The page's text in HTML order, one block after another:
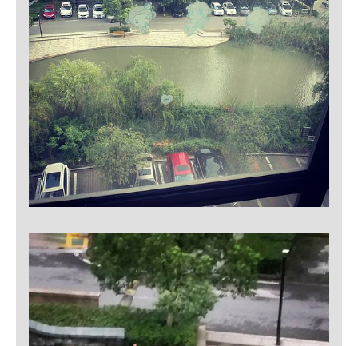
Dieser Cookie ist notwendig um sich an der Website
einloggen zu können.
Cookie Laufzeit:
24 Stunden
STATISTIK
Statistik Cookies erfassen Informationen anonym.
Diese Informationen helfen uns zu verstehen, wie
unsere Besucher unsere Website nutzen.
Matomo
Name:
_pk_ref, _pk_cvar, _pk_id, _pk_ses
Zweck:
Zugriffsstatistik